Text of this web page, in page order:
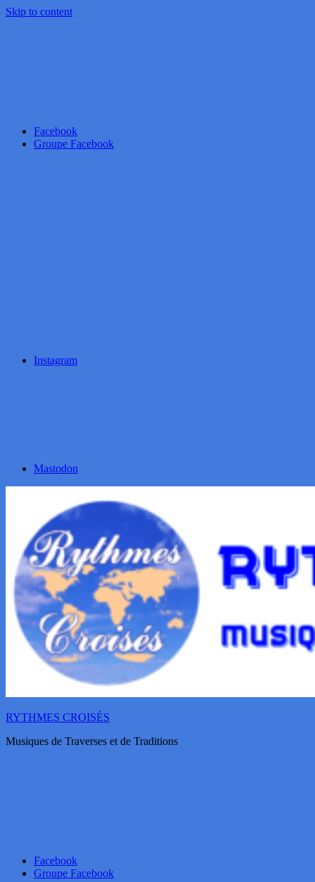
Skip to content
Facebook
Groupe Facebook
Instagram
Mastodon
RYTHMES CROISÉS
Musiques de Traverses et de Traditions
Facebook
Groupe Facebook